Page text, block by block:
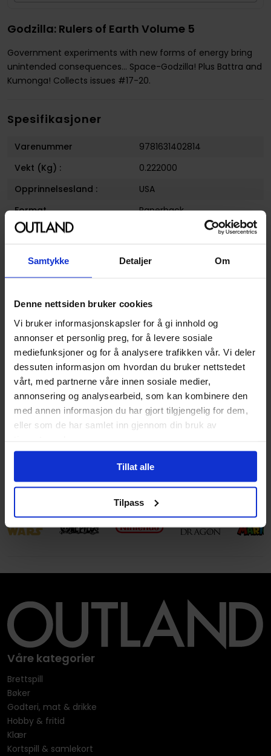
Samtykke Detaljer Om
Denne nettsiden bruker cookies
Vi bruker informasjonskapsler for å gi innhold og
annonser et personlig preg, for å levere sosiale
mediefunksjoner og for å analysere trafikken vår. Vi deler
dessuten informasjon om hvordan du bruker nettstedet
vårt, med partnerne våre innen sosiale medier,
annonsering og analysearbeid, som kan kombinere den
med annen informasjon du har gjort tilgjengelig for dem,
eller som de har samlet inn gjennom din bruk av
Tillat alle
Tilpass
Godzilla: Rulers of Earth Volume 5
Government experiments with new forms of energy bring
unintended consequences... Space-Godzilla! Plus Battra and
Kumonga! Collects issues #17-20.
Spesifikasjoner
Varenummer
9781631402814
Vekt (Kg) :
0.222000
Opprinnelsesland :
USA
Format
Paperback
Serie
Godzilla: Rulers of the Earth
og
Antall Sider
104
Utgiver
IDW Publishing
Lanseringsdato
(dd.mm.yyyy)
28.04.2015
Volum
5
Aldersgruppe
Voksen
Avansert Format
Paperback
Språk
Engelsk
Ikke i trykk
Våre kategorier
Brettspill
Bøker
Godteri, mat & drikke
Hobby & fritid
Klær
Kortspill & samlekort